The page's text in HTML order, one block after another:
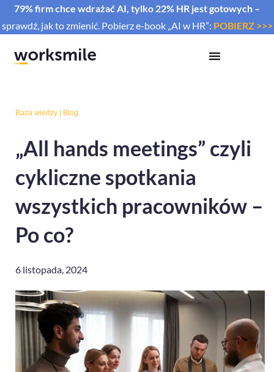
79% firm chce wdrażać AI, tylko 22% HR jest gotowych –
sprawdź, jak to zmienić. Pobierz e-book „AI w HR”: POBIERZ >>>
Baza wiedzy Blog
„All hands meetings” czyli
cykliczne spotkania
wszystkich pracowników –
Po co?
6 listopada, 2024